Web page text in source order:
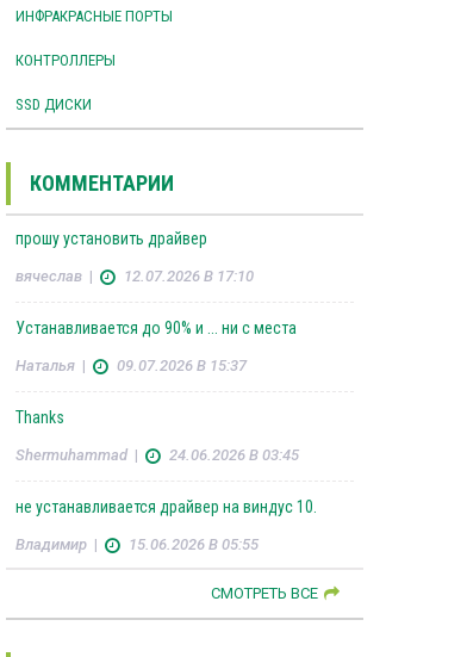
ИНФРАКРАСНЫЕ ПОРТЫ
КОНТРОЛЛЕРЫ
SSD ДИСКИ
КОММЕНТАРИИ
прошу установить драйвер
вячеслав| 12.07.2026 В 17:10
Устанавливается до 90% и ... ни с места
Наталья| 09.07.2026 В 15:37
Thanks
Shermuhammad| 24.06.2026 В 03:45
не устанавливается драйвер на виндус 10.
Владимир| 15.06.2026 В 05:55
СМОТРЕТЬ ВСЕ